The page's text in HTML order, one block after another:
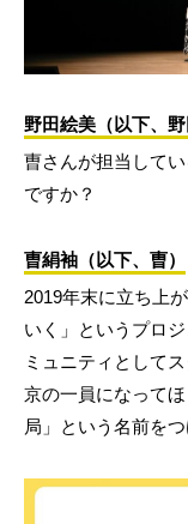
野田絵美（以下、野
曺さんが担当して
ですか？
曺絹袖（以下、曺）
2019年末に立ち上
いく」というプロ
ミュニティとして
京の一員になって
局」という名前をつ